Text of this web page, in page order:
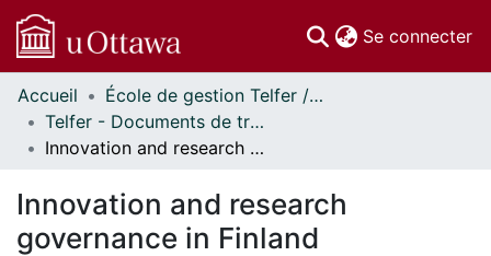
Se connecter
Communautés
et collections
Parcourir
À propos
Accueil
École de gestion Telfer // Telfer School of Management
Telfer - Documents de travail // Telfer - Working Papers
Innovation and research governance in Finland
Innovation and research
governance in Finland